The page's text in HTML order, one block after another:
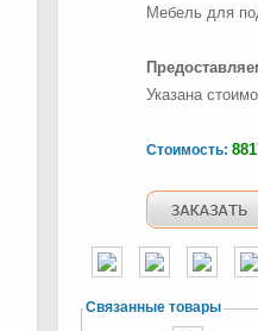
Мебель для
Указана
Стоимость:
Связанные товары